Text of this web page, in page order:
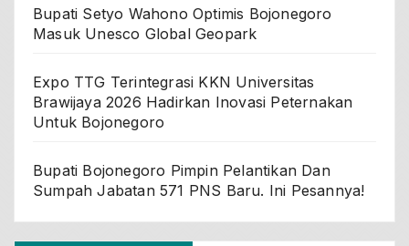
Bupati Setyo Wahono Optimis Bojonegoro
Masuk Unesco Global Geopark
Expo TTG Terintegrasi KKN Universitas
Brawijaya 2026 Hadirkan Inovasi Peternakan
Untuk Bojonegoro
Bupati Bojonegoro Pimpin Pelantikan Dan
Sumpah Jabatan 571 PNS Baru. Ini Pesannya!